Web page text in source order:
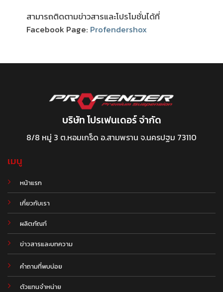
สามารถติดตามข่าวสารและโปรโมชั่นได้ที่
Facebook Page: Profendershox
บริษัท โปรเฟนเดอร์ จำกัด
8/8 หมู่ 3 ต.หอมเกร็ด อ.สามพราน จ.นครปฐม 73110
เมนู
หน้าแรก
เกี่ยวกับเรา
ผลิตภัณฑ์
ข่าวสารและบทความ
.
คำถามที่พบบ่อย
ตัวแทนจำหน่าย